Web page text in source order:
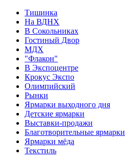
Тишинка
На ВДНХ
В Сокольниках
Гостиный Двор
МДХ
"Флакон"
В Экспоцентре
Крокус Экспо
Олимпийский
Рынки
Ярмарки выходного дня
Детские ярмарки
Выставки-продажи
Благотворительные ярмарки
Ярмарки мёда
Текстиль